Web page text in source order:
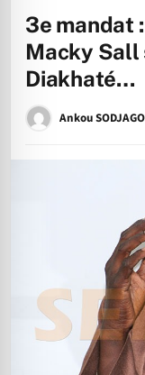
3e mandat
Macky Sall
Diakhaté…
Ankou SODJAGO